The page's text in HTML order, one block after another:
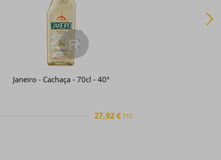
Soledade - Cachaça - Pura - 70cl - 40°
29,89 €